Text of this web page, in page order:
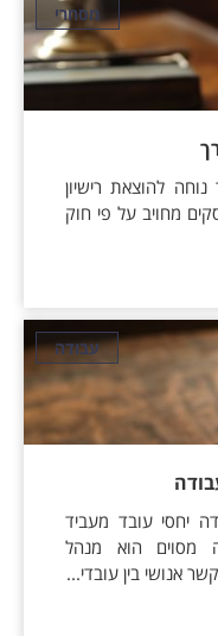
מסחרי
להוצאת רישיון
מחויב על פי חוק
עבודה
יחסי עובד מעביד
מסוים הוא מנהל
אנושי בין עובדי...